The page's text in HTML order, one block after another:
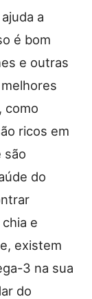
a
é bom
e outras
como
ricos em
são
do
e
existem
3 na sua
do